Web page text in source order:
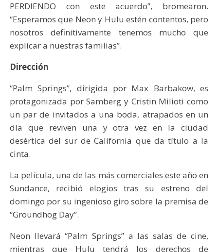
PERDIENDO con este acuerdo”, bromearon.
“Esperamos que Neon y Hulu estén contentos, pero
nosotros definitivamente tenemos mucho que
explicar a nuestras familias”.
Dirección
“Palm Springs”, dirigida por Max Barbakow, es
protagonizada por Samberg y Cristin Milioti como
un par de invitados a una boda, atrapados en un
día que reviven una y otra vez en la ciudad
desértica del sur de California que da título a la
cinta.
La película, una de las más comerciales este año en
Sundance, recibió elogios tras su estreno del
domingo por su ingenioso giro sobre la premisa de
“Groundhog Day”.
Neon llevará “Palm Springs” a las salas de cine,
mientras que Hulu tendrá los derechos de